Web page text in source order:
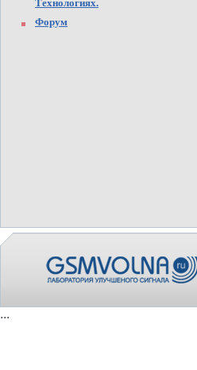
Технологиях.
Форум
...